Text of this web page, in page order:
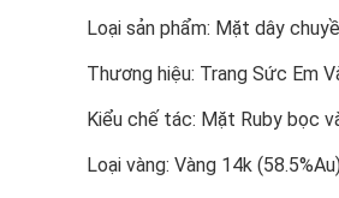
Loại sản phẩm: Mặt dây
Thương hiệu: Trang Sức Em
Kiểu chế tác: Mặt Ruby bọc
Loại vàng: Vàng 14k